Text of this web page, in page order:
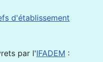
d'établissement
par l'IFADEM :